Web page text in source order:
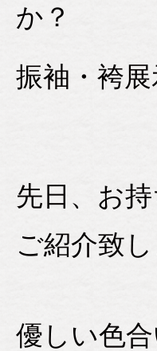
か？
振袖・袴
先日、お
ご紹介致し
優しい色